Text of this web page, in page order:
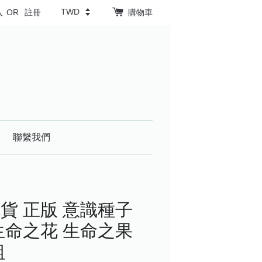
OR 註冊 購物車
聯繫我們
正版 意識種子
之花 生命之果